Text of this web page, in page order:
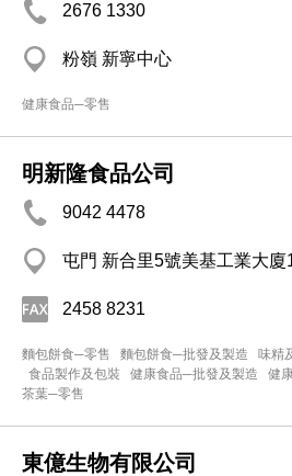
2676 1330
粉嶺 新寧中心
健康食品─零售
明新隆食品公司
9042 4478
屯門 新合里5號美基工業大廈
2458 8231
麵包餅食─零售 麵包餅食─批發及製造 味精
食品製作及包裝
健康食品─批發及製造 健
茶葉─零售
東億生物有限公司